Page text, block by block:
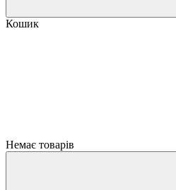
Кошик
Немає товарів